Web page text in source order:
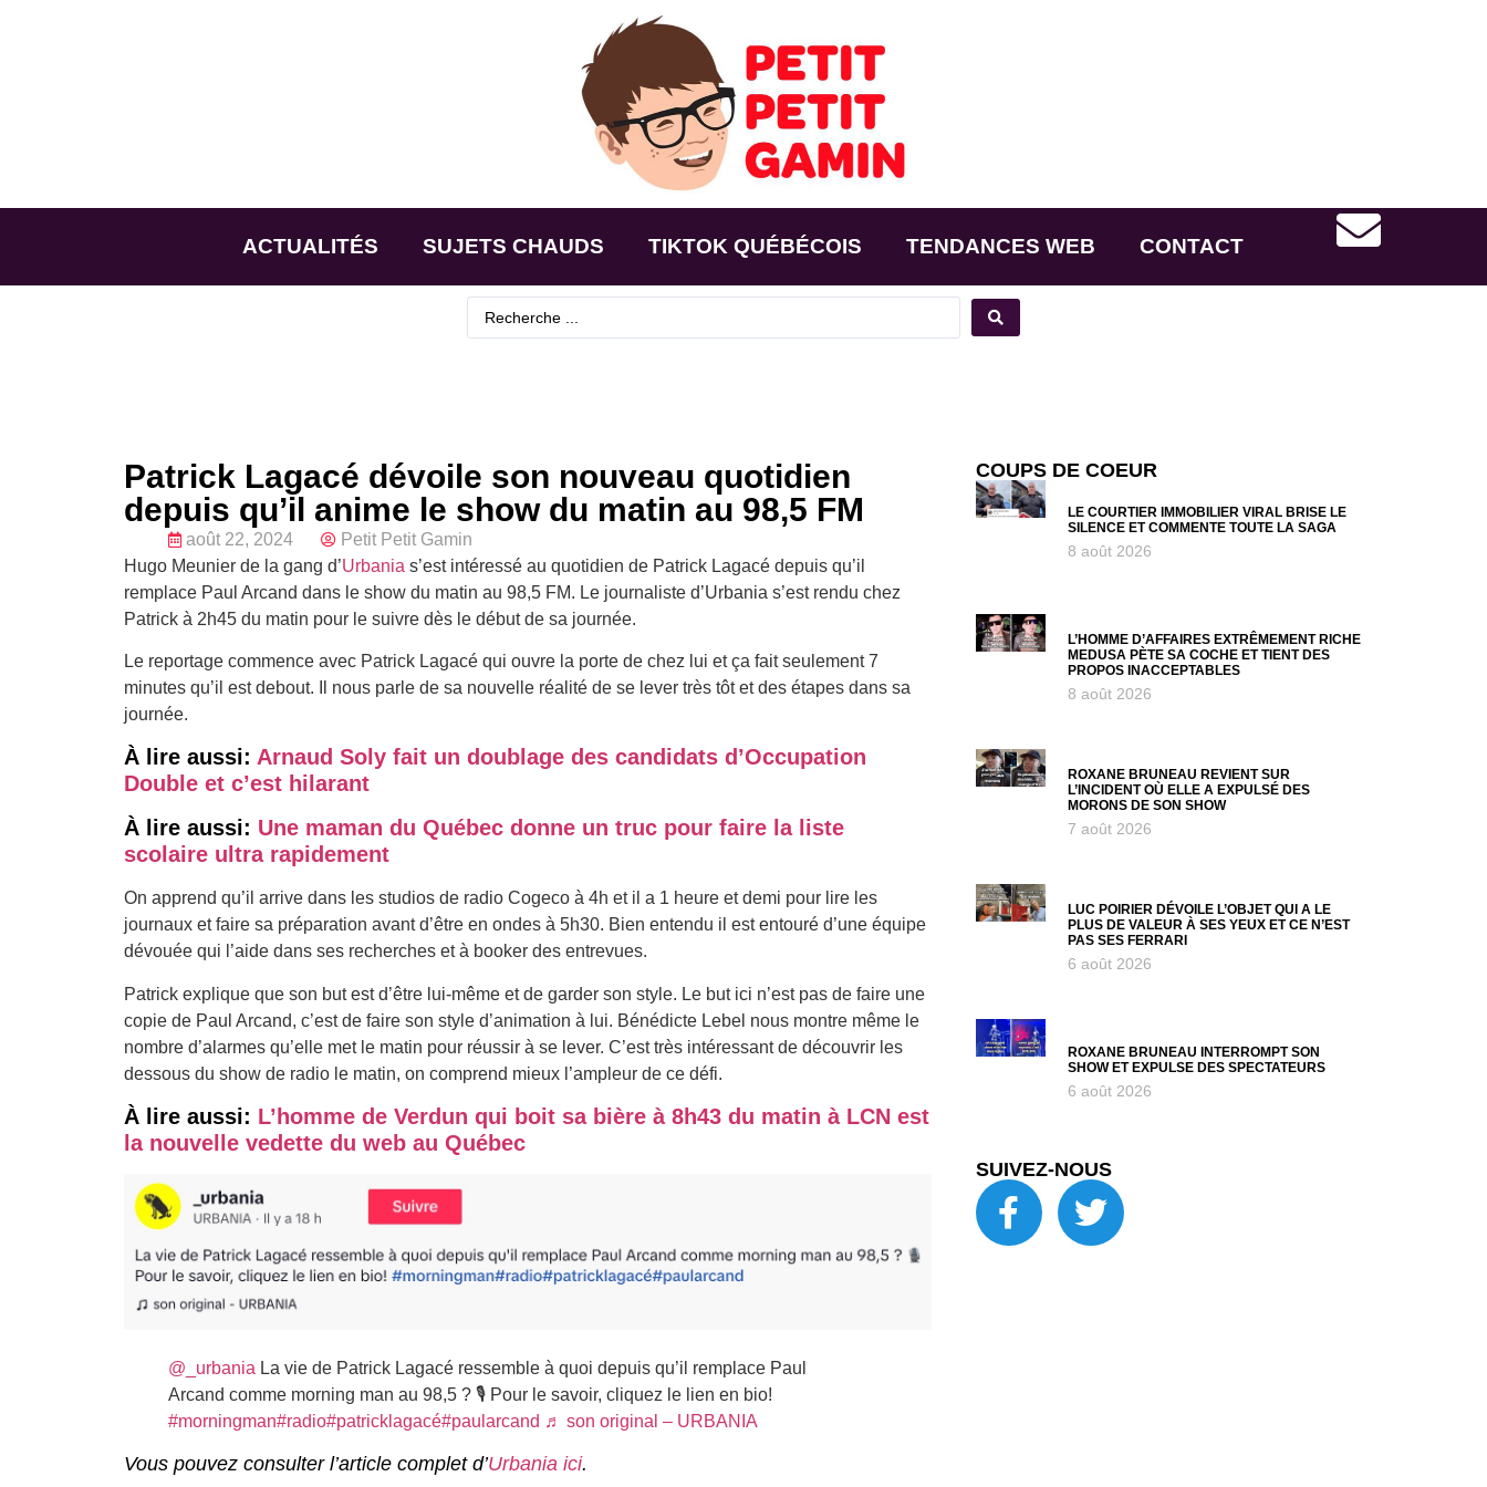
ACTUALITÉS SUJETS CHAUDS TIKTOK QUÉBÉCOIS TENDANCES WEB CONTACT
Patrick Lagacé dévoile son nouveau quotidien
depuis qu’il anime le show du matin au 98,5 FM
août 22, 2024
Petit Petit Gamin
Hugo Meunier de la gang d’Urbania s’est intéressé au quotidien de Patrick Lagacé depuis qu’il
remplace Paul Arcand dans le show du matin au 98,5 FM. Le journaliste d’Urbania s’est rendu chez
Patrick à 2h45 du matin pour le suivre dès le début de sa journée.
Le reportage commence avec Patrick Lagacé qui ouvre la porte de chez lui et ça fait seulement 7
minutes qu’il est debout. Il nous parle de sa nouvelle réalité de se lever très tôt et des étapes dans sa
journée.
À lire aussi: Arnaud Soly fait un doublage des candidats d’Occupation
Double et c’est hilarant
À lire aussi: Une maman du Québec donne un truc pour faire la liste
scolaire ultra rapidement
On apprend qu’il arrive dans les studios de radio Cogeco à 4h et il a 1 heure et demi pour lire les
journaux et faire sa préparation avant d’être en ondes à 5h30. Bien entendu il est entouré d’une équipe
dévouée qui l’aide dans ses recherches et à booker des entrevues.
Patrick explique que son but est d’être lui-même et de garder son style. Le but ici n’est pas de faire une
copie de Paul Arcand, c’est de faire son style d’animation à lui. Bénédicte Lebel nous montre même le
nombre d’alarmes qu’elle met le matin pour réussir à se lever. C’est très intéressant de découvrir les
dessous du show de radio le matin, on comprend mieux l’ampleur de ce défi.
À lire aussi: L’homme de Verdun qui boit sa bière à 8h43 du matin à LCN est
la nouvelle vedette du web au Québec
@_urbania La vie de Patrick Lagacé ressemble à quoi depuis qu’il remplace Paul
Arcand comme morning man au 98,5 ? 🎙️ Pour le savoir, cliquez le lien en bio!
#morningman#radio#patricklagacé#paularcand ♬ son original – URBANIA
Vous pouvez consulter l’article complet d’Urbania ici.
COUPS DE COEUR
LE COURTIER IMMOBILIER VIRAL BRISE LE
SILENCE ET COMMENTE TOUTE LA SAGA
8 août 2026
L’HOMME D’AFFAIRES EXTRÊMEMENT RICHE
MEDUSA PÈTE SA COCHE ET TIENT DES
PROPOS INACCEPTABLES
8 août 2026
ROXANE BRUNEAU REVIENT SUR
L’INCIDENT OÙ ELLE A EXPULSÉ DES
MORONS DE SON SHOW
7 août 2026
LUC POIRIER DÉVOILE L’OBJET QUI A LE
PLUS DE VALEUR À SES YEUX ET CE N’EST
PAS SES FERRARI
6 août 2026
ROXANE BRUNEAU INTERROMPT SON
SHOW ET EXPULSE DES SPECTATEURS
6 août 2026
SUIVEZ-NOUS